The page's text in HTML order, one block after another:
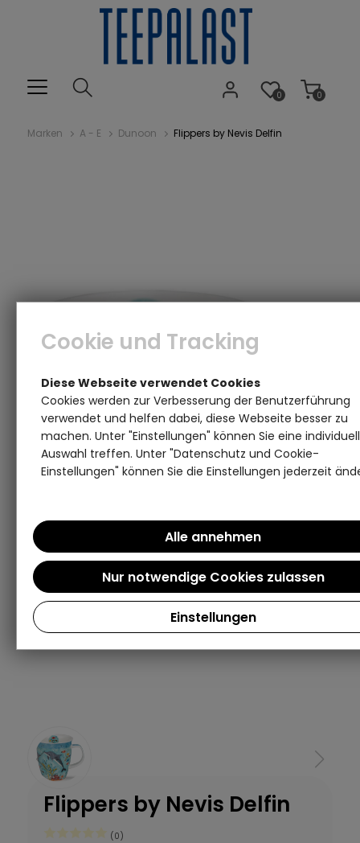
0
0
Marken A - E Dunoon Flippers by Nevis Delfin
Flippers by Nevis Delfin
(0)
Cookie und Tracking
Diese Webseite verwendet Cookies
Cookies werden zur Verbesserung der Benutzerführung
verwendet und helfen dabei, diese Webseite besser zu
machen. Unter "Einstellungen" können Sie eine
Auswahl treffen. Unter "Datenschutz und Cookie-
Einstellungen" können Sie die Einstellungen jederzeit
Einstellungen